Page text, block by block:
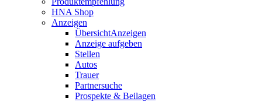
HNA Shop
Anzeigen
ÜbersichtAnzeigen
Anzeige aufgeben
Stellen
Autos
Trauer
Partnersuche
Prospekte & Beilagen